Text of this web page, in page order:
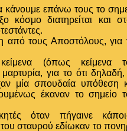
κάνουμε επάνω τους το
κόσμο διατηρείται και
από τους Αποστόλους, για
(όπως κείμενα
για το ότι δηλαδή,
μία σπουδαία υπόθεση
έκαναν το σημείο
όταν πήγαινε
σταυρού εδίωκαν το